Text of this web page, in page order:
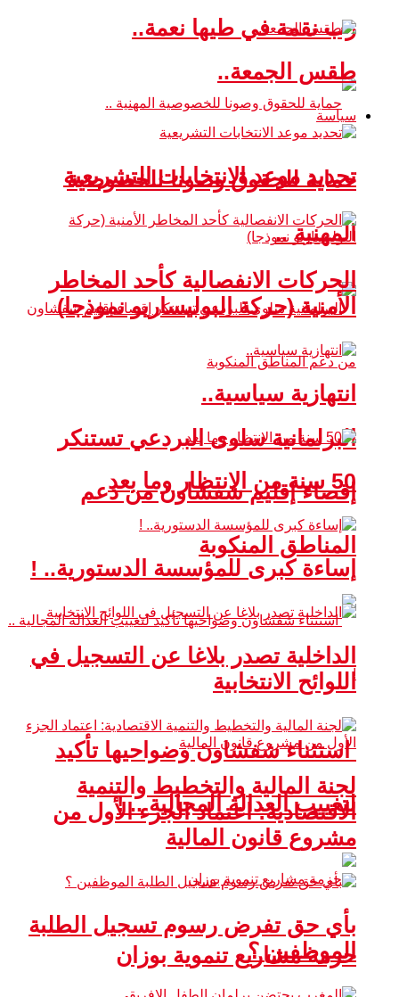
رب نقمة في طيها نعمة..
حماية للحقوق وصونا للخصوصية
المهنية ..
البرلمانية سلوى البردعي تستنكر
إقصاء إقليم شفشاون من دعم
المناطق المنكوبة
استثناء شفشاون وضواحيها تأكيد
لتغييب العدالة المجالية .. !
حزمة مشاريع تنموية بوزان
طقس الجمعة..
سياسة
تحديد موعد الانتخابات التشريعية
الحركات الانفصالية كأحد المخاطر
الأمنية (حركة البوليساريو نموذجا)
انتهازية سياسية..
50 سنة من الانتظار وما بعد
إساءة كبرى للمؤسسة الدستورية.. !
الداخلية تصدر بلاغا عن التسجيل في
اللوائح الانتخابية
لجنة المالية والتخطيط والتنمية
الاقتصادية: اعتماد الجزء الأول من
مشروع قانون المالية
بأي حق تفرض رسوم تسجيل الطلبة
الموظفين ؟